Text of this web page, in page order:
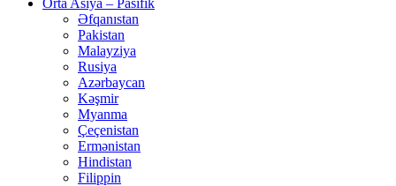
Orta Asiya – Pasifik
Əfqanıstan
Pakistan
Malayziya
Rusiya
Azərbaycan
Kəşmir
Myanma
Çeçenistan
Ermənistan
Hindistan
Filippin